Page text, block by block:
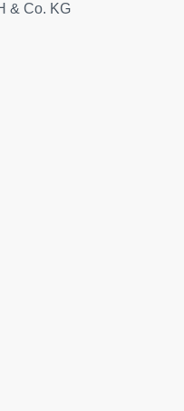
& Co. KG